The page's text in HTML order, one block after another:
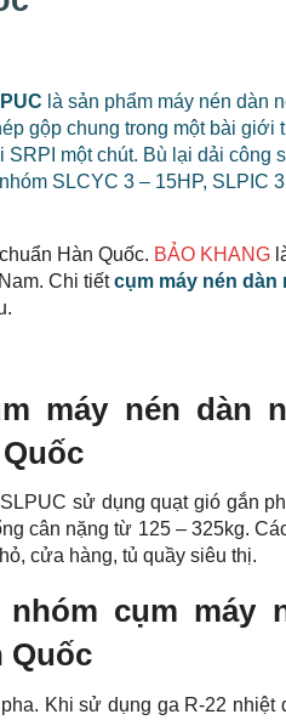
là sản phẩm máy nén dàn
gộp chung trong một bài giới
một chút. Bù lại dải công
SLCYC 3 – 15HP, SLPIC
Hàn Quốc. BẢO KHANG
Chi tiếtcụm máy nén dàn
máy nén dàn
sử dụng quạt gió gắn
cân nặng từ 125 – 325kg.
cửa hàng, tủ quầy siêu thị.
cụm máy
Quốc
Khi sử dụng ga R-22 nhiệt